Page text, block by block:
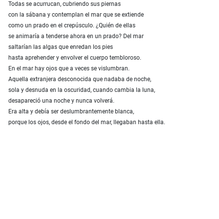
Todas se acurrucan, cubriendo sus piernas
con la sábana y contemplan el mar que se extiende
como un prado en el crepúsculo. ¿Quién de ellas
se animaría a tenderse ahora en un prado? Del mar
saltarían las algas que enredan los pies
hasta aprehender y envolver el cuerpo tembloroso.
En el mar hay ojos que a veces se vislumbran.
Aquella extranjera desconocida que nadaba de noche,
sola y desnuda en la oscuridad, cuando cambia la luna,
desapareció una noche y nunca volverá.
Era alta y debía ser deslumbrantemente blanca,
porque los ojos, desde el fondo del mar, llegaban hasta ella.